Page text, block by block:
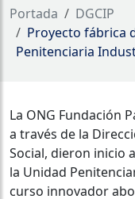
Portada
DGCIP
Proyecto fábrica
Penitenciaria
La ONG Fundación
a través de la
Social, dieron inicio
la Unidad
curso innovador